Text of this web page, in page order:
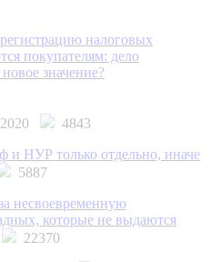
налоговых
покупателям: дело
значение?
4843
НУР только отдельно, иначе
5887
несвоевременную
которые не выдаются
22370